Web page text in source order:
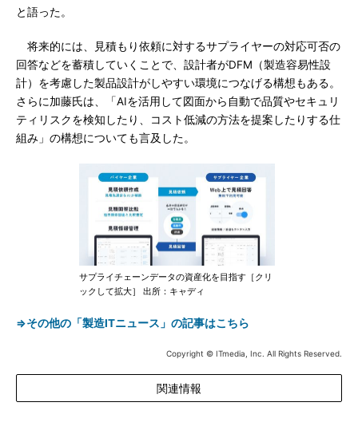
と語った。
将来的には、見積もり依頼に対するサプライヤーの対応可否の
回答などを蓄積していくことで、設計者がDFM（製造容易性設
計）を考慮した製品設計がしやすい環境につなげる構想もある。
さらに加藤氏は、「AIを活用して図面から自動で品質やセキュリ
ティリスクを検知したり、コスト低減の方法を提案したりする仕
組み」の構想についても言及した。
サプライチェーンデータの資産化を目指す［クリ
ックして拡大］ 出所：キャディ
⇒その他の「製造ITニュース」の記事はこちら
Copyright © ITmedia, Inc. All Rights Reserved.
関連情報